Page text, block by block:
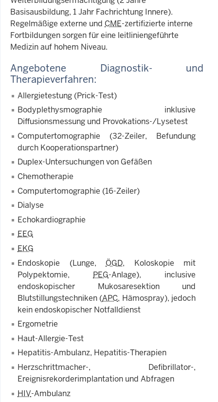
Basisausbildung, 1 Jahr Fachrichtung Innere).
Regelmäßige externe und CME-zertifizierte interne
Fortbildungen sorgen für eine leitliniengeführte
Medizin auf hohem Niveau.
Angebotene Diagnostik- und
Therapieverfahren:
Allergietestung (Prick-Test)
Bodyplethysmographie inklusive
Diffusionsmessung und Provokations-/Lysetest
Computertomographie (32-Zeiler, Befundung
durch Kooperationspartner)
Duplex-Untersuchungen von Gefäßen
Chemotherapie
Computertomographie (16-Zeiler)
Dialyse
Echokardiographie
EEG
EKG
Endoskopie (Lunge, ÖGD, Koloskopie mit
Polypektomie, PEG-Anlage), inclusive
endoskopischer Mukosaresektion und
Blutstillungstechniken (APC, Hämospray), jedoch
kein endoskopischer Notfalldienst
Ergometrie
Haut-Allergie-Test
Hepatitis-Ambulanz, Hepatitis-Therapien
Herzschrittmacher-, Defibrillator-,
Ereignisrekorderimplantation und Abfragen
HIV-Ambulanz